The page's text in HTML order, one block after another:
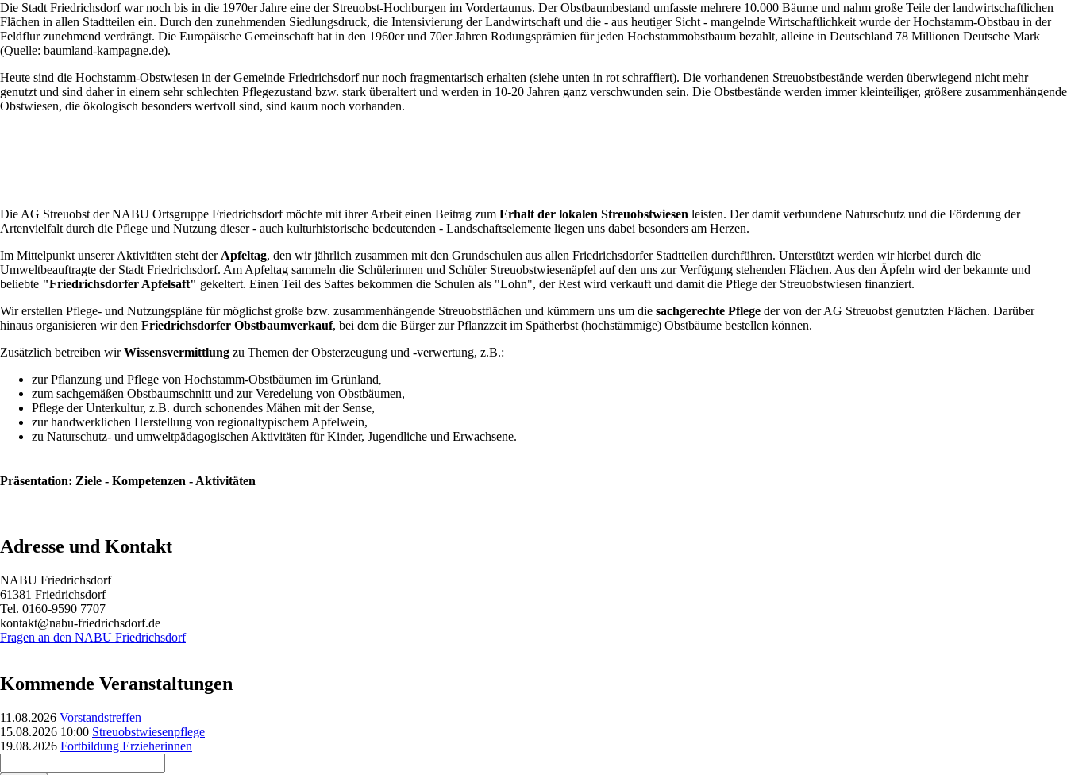
Die Stadt Friedrichsdorf war noch bis in die 1970er Jahre eine der Streuobst-Hochburgen im Vordertaunus. Der Obstbaumbestand umfasste mehrere 10.000 Bäume und nahm große Teile der landwirtschaftlichen
Flächen in allen Stadtteilen ein. Durch den zunehmenden Siedlungsdruck, die Intensivierung der Landwirtschaft und die - aus heutiger Sicht - mangelnde Wirtschaftlichkeit wurde der Hochstamm-Obstbau in der
Feldflur zunehmend verdrängt. Die Europäische Gemeinschaft hat in den 1960er und 70er Jahren Rodungsprämien für jeden Hochstammobstbaum bezahlt, alleine in Deutschland 78 Millionen Deutsche Mark
(Quelle: baumland-kampagne.de).
Heute sind die Hochstamm-Obstwiesen in der Gemeinde Friedrichsdorf nur noch fragmentarisch erhalten (siehe unten in rot schraffiert). Die vorhandenen Streuobstbestände werden überwiegend nicht mehr
genutzt und sind daher in einem sehr schlechten Pflegezustand bzw. stark überaltert und werden in 10-20 Jahren ganz verschwunden sein. Die Obstbestände werden immer kleinteiliger, größere zusammenhängende
Obstwiesen, die ökologisch besonders wertvoll sind, sind kaum noch vorhanden.
Die AG Streuobst der NABU Ortsgruppe Friedrichsdorf möchte mit ihrer Arbeit einen Beitrag zum Erhalt der lokalen Streuobstwiesen leisten. Der damit verbundene Naturschutz und die Förderung der
Artenvielfalt durch die Pflege und Nutzung dieser - auch kulturhistorische bedeutenden - Landschaftselemente liegen uns dabei besonders am Herzen.
Im Mittelpunkt unserer Aktivitäten steht der Apfeltag, den wir jährlich zusammen mit den Grundschulen aus allen Friedrichsdorfer Stadtteilen durchführen. Unterstützt werden wir hierbei durch die
Umweltbeauftragte der Stadt Friedrichsdorf. Am Apfeltag sammeln die Schülerinnen und Schüler Streuobstwiesenäpfel auf den uns zur Verfügung stehenden Flächen. Aus den Äpfeln wird der bekannte und
beliebte "Friedrichsdorfer Apfelsaft" gekeltert. Einen Teil des Saftes bekommen die Schulen als "Lohn", der Rest wird verkauft und damit die Pflege der Streuobstwiesen finanziert.
Wir erstellen Pflege- und Nutzungspläne für möglichst große bzw. zusammenhängende Streuobstflächen und kümmern uns um die sachgerechte Pflege der von der AG Streuobst genutzten Flächen. Darüber
hinaus organisieren wir den Friedrichsdorfer Obstbaumverkauf, bei dem die Bürger zur Pflanzzeit im Spätherbst (hochstämmige) Obstbäume bestellen können.
Zusätzlich betreiben wirWissensvermittlung zu Themen der Obsterzeugung und -verwertung, z.B.:
zur Pflanzung und Pflege von Hochstamm-Obstbäumen im Grünland,
zum sachgemäßen Obstbaumschnitt und zur Veredelung von Obstbäumen,
Pflege der Unterkultur, z.B. durch schonendes Mähen mit der Sense,
zur handwerklichen Herstellung von regionaltypischem Apfelwein,
zu Naturschutz- und umweltpädagogischen Aktivitäten für Kinder, Jugendliche und Erwachsene.
Präsentation: Ziele - Kompetenzen - Aktivitäten
Adresse und Kontakt
NABU Friedrichsdorf
61381 Friedrichsdorf
Tel. 0160-9590 7707
kontakt@nabu-friedrichsdorf.de
Fragen an den NABU Friedrichsdorf
Kommende Veranstaltungen
11.08.2026 Vorstandstreffen
15.08.2026 10:00 Streuobstwiesenpflege
19.08.2026 Fortbildung Erzieherinnen